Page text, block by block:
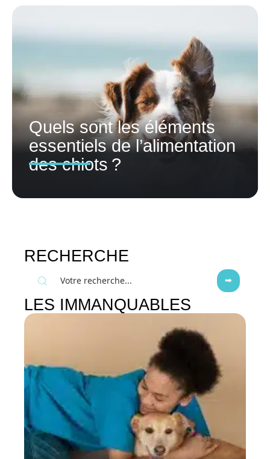
Quels sont les éléments
essentiels de l’alimentation
des chiots ?
RECHERCHE
LES IMMANQUABLES